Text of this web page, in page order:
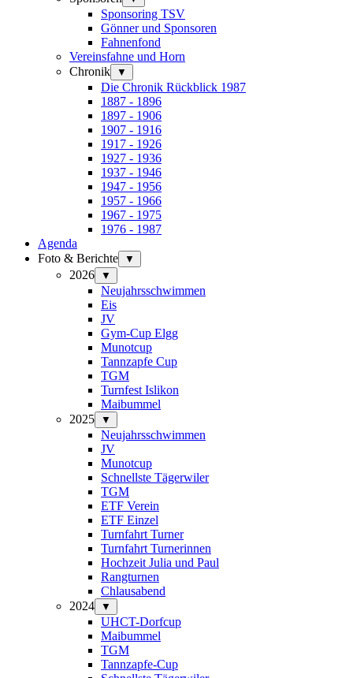
Sponsoring TSV
Gönner und Sponsoren
Fahnenfond
Vereinsfahne und Horn
Chronik
▼
Die Chronik Rückblick 1987
1887 - 1896
1897 - 1906
1907 - 1916
1917 - 1926
1927 - 1936
1937 - 1946
1947 - 1956
1957 - 1966
1967 - 1975
1976 - 1987
Agenda
Foto & Berichte
▼
2026 ▼
Neujahrsschwimmen
Eis
JV
Gym-Cup Elgg
Munotcup
Tannzapfe Cup
TGM
Turnfest Islikon
Maibummel
2025
▼
Neujahrsschwimmen
JV
Munotcup
Schnellste Tägerwiler
TGM
ETF Verein
ETF Einzel
Turnfahrt Turner
Turnfahrt Turnerinnen
Hochzeit Julia und Paul
Rangturnen
Chlausabend
2024
▼
UHCT-Dorfcup
Maibummel
TGM
Tannzapfe-Cup